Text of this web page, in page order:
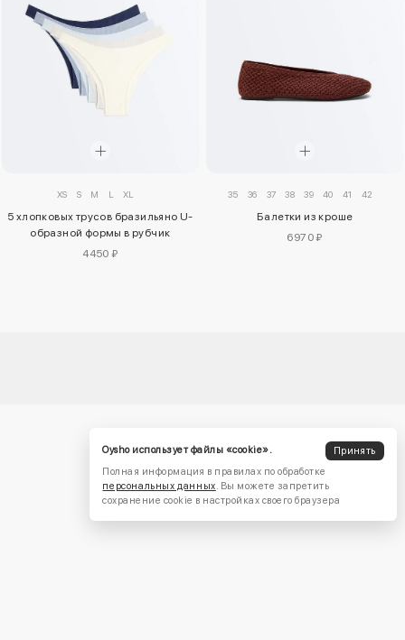
XS S M L XL
5 хлопковых трусов бразильяно U-
образной формы в рубчик
4450 ₽
35 36 37 38 39 40 41 42
Балетки из кроше
6970 ₽
Oysho использует файлы «cookie».
Принять
Полная информация в правилах по обработке
персональных данных. Вы можете запретить
сохранение cookie в настройках своего браузера